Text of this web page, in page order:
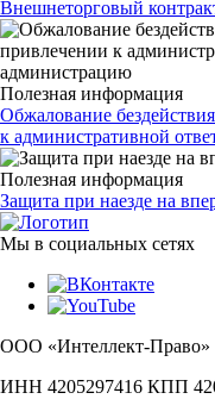
Внешнеторговый
Полезная информация
Обжалование
к административной
Полезная информация
Защита при наезде на
Мы в социальных сетях
ООО «Интеллект-Право»
ИНН 4205297416 КПП